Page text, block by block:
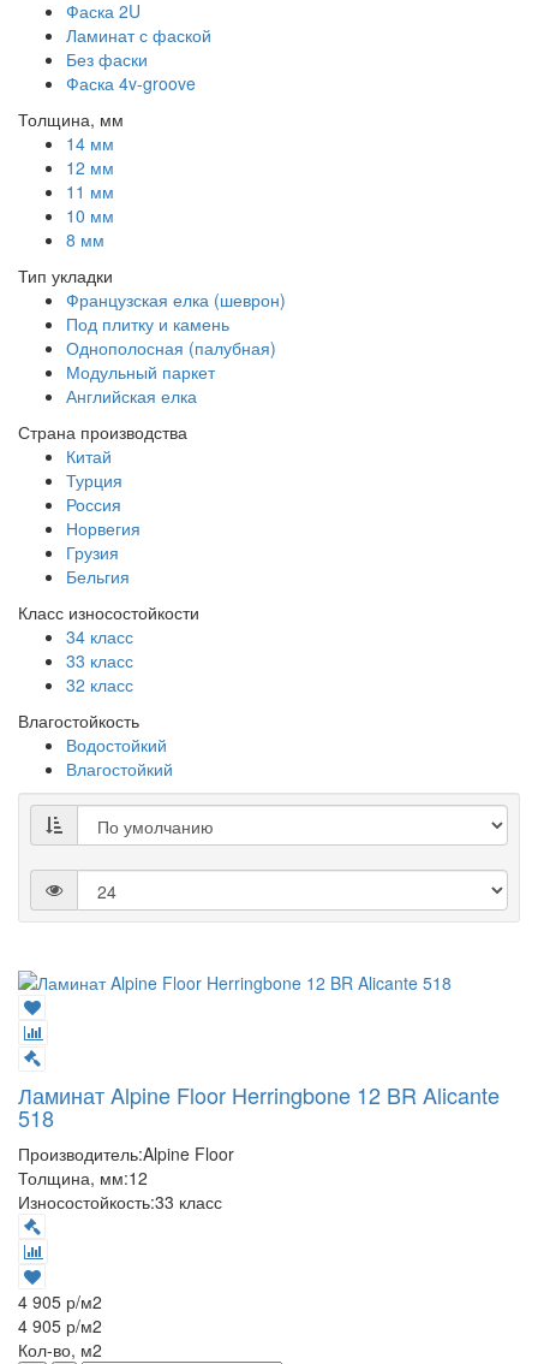
Фаска 2U
Ламинат с фаской
Без фаски
Фаска 4v-groove
Толщина, мм
14 мм
12 мм
11 мм
10 мм
8 мм
Тип укладки
Французская елка (шеврон)
Под плитку и камень
Однополосная (палубная)
Модульный паркет
Английская елка
Страна производства
Китай
Турция
Россия
Норвегия
Грузия
Бельгия
Класс износостойкости
34 класс
33 класс
32 класс
Влагостойкость
Водостойкий
Влагостойкий
Ламинат Alpine Floor Herringbone 12 BR Alicante
518
Производитель:Alpine Floor
Толщина, мм:12
Износостойкость:33 класс
4 905 р/м2
4 905 р/м2
Кол-во, м2